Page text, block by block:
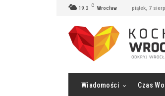
19.2 C Wrocław piątek, 7
Wiadomości Czas